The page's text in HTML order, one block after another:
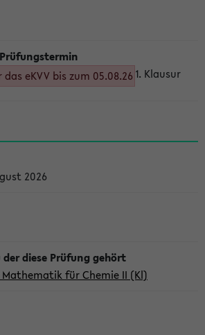
eKVV bis zum 05.08.26 1. Klausur
2026
Mathematik für Chemie II (Kl)